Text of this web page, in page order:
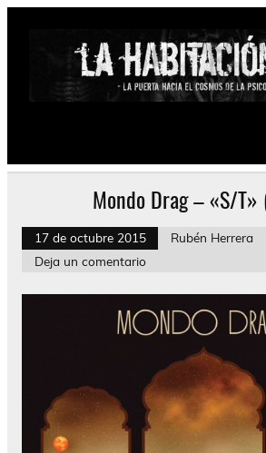
Saltar
Psychedelic, Stoner, Doom,
Mondo Drag – «S/T»
17 de octubre 2015
Rubén Herrera
Deja un comentario